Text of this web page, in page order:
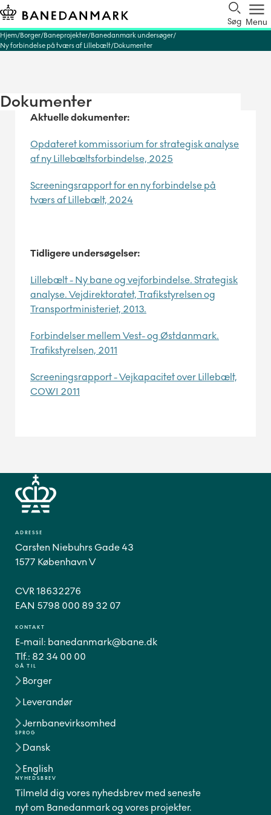
Søg Menu
Hjem Borger Baneprojekter Banedanmark undersøger
Ny forbindelse på tværs af Lillebælt Dokumenter
Dokumenter
Aktuelle dokumenter:
Opdateret kommissorium for strategisk analyse
af ny Lillebæltsforbindelse, 2025
Screeningsrapport for en ny forbindelse på
tværs af Lillebælt, 2024
Tidligere undersøgelser:
Lillebælt - Ny bane og vejforbindelse. Strategisk
analyse. Vejdirektoratet, Trafikstyrelsen og
Transportministeriet, 2013.
Forbindelser mellem Vest- og Østdanmark.
Trafikstyrelsen, 2011
Screeningsrapport - Vejkapacitet over Lillebælt,
COWI 2011
GÅ TIL
Borger
Leverandør
Jernbanevirksomhed
SPROG
Dansk
English
ADRESSE
Carsten Niebuhrs Gade 43
1577 København V
CVR 18632276
EAN 5798 000 89 32 07
KONTAKT
E-mail: banedanmark@bane.dk
Tlf.: 82 34 00 00
NYHEDSBREV
Tilmeld dig vores nyhedsbrev med seneste
nyt om Banedanmark og vores projekter.